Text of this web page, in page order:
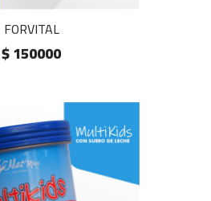
FORVITAL
$ 150000